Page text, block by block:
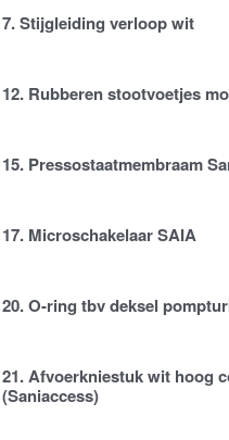
7. Stijgleiding verloop wit
12. Rubberen stootvoetjes
15. Pressostaatmembraam
17. Microschakelaar SAIA
20. O-ring tbv deksel
21. Afvoerkniestuk wit hoog
(Saniaccess)